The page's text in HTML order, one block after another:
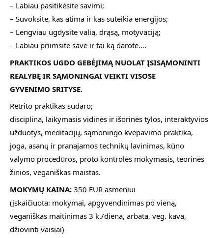
– Labiau pasitikėsite savimi;
– Suvoksite, kas atima ir kas suteikia energijos;
– Lengviau ugdysite valią, drąsą, motyvaciją;
– Labiau priimsite save ir tai ką darote….
PRAKTIKOS UGDO GEBĖJIMĄ NUOLAT ĮSISĄMONINTI
REALYBĘ IR SĄMONINGAI VEIKTI VISOSE
GYVENIMO SRITYSE.
Retrito praktikas sudaro;
disciplina, laikymasis vidinės ir išorinės tylos, interaktyvios
užduotys, meditacijų, sąmoningo kvėpavimo praktika,
joga, asanų ir pranajamos technikų lavinimas, kūno
valymo procedūros, proto kontrolės mokymasis, teorinės
žinios, veganiškas maistas.
MOKYMŲ KAINA: 350 EUR asmeniui
(įskaičiuota: mokymai, apgyvendinimas po vieną,
veganiškas maitinimas 3 k./diena, arbata, veg. kava,
džiovinti vaisiai)